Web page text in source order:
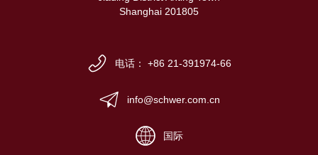
Shanghai 201805
电话： +86 21-391974-66
info@schwer.com.cn
国际